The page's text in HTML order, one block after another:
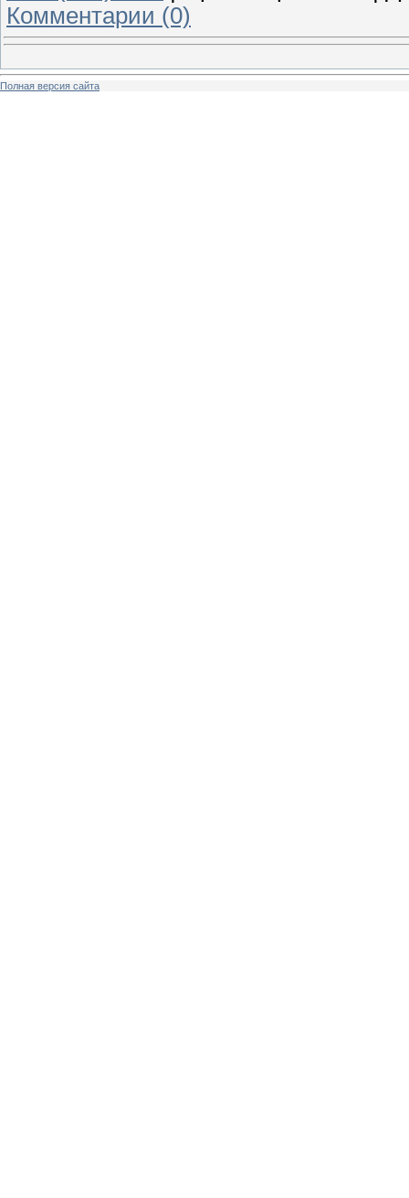
Комментарии (0)
Полная версия сайта